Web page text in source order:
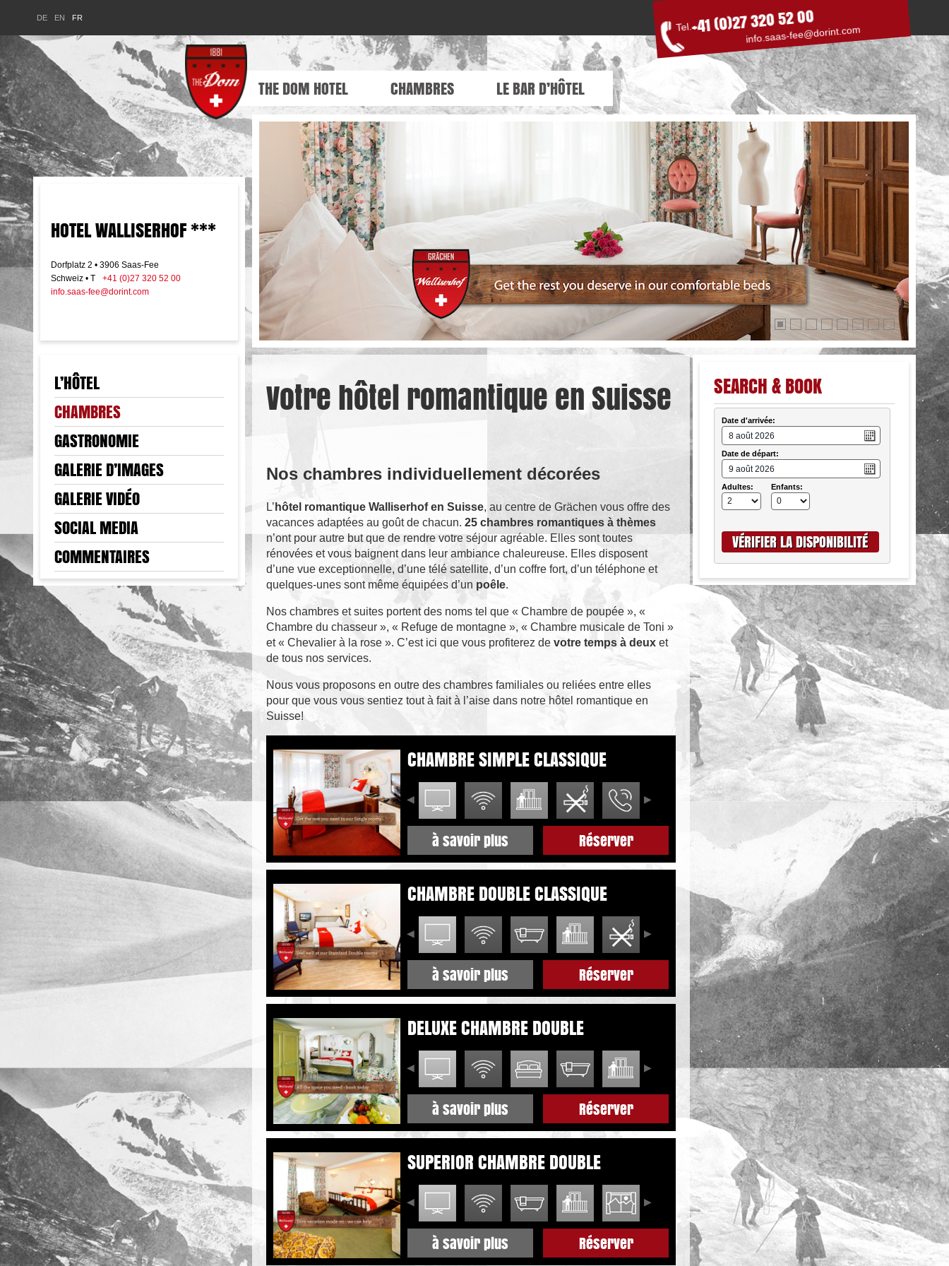
HOME
DE EN FR
Tel.+41 (0)27 320 52 00
info.saas-fee@dorint.com
THE DOM HOTEL CHAMBRES LE BAR D’HÔTEL
HOTEL WALLISERHOF ***
Dorfplatz 2 • 3906 Saas-Fee
Schweiz • T
+41 (0)27 320 52 00
info.saas-fee@dorint.com
 
L’HÔTEL
CHAMBRES
GASTRONOMIE
GALERIE D’IMAGES
GALERIE VIDÉO
SOCIAL MEDIA
COMMENTAIRES
Votre hôtel romantique en Suisse
Nos chambres individuellement décorées
L’ hôtel romantique Walliserhof en Suisse, au centre de Grächen vous offre des
vacances adaptées au goût de chacun. 25 chambres romantiques à thèmes
n’ont pour autre but que de rendre votre séjour agréable. Elles sont toutes
rénovées et vous baignent dans leur ambiance chaleureuse. Elles disposent
d’une vue exceptionnelle, d’une télé satellite, d’un coffre fort, d’un téléphone et
quelques-unes sont même équipées d’un poêle.
Nos chambres et suites portent des noms tel que « Chambre de poupée », «
Chambre du chasseur », « Refuge de montagne », « Chambre musicale de Toni »
et « Chevalier à la rose ». C’est ici que vous profiterez de votre temps à deux et
de tous nos services.
Nous vous proposons en outre des chambres familiales ou reliées entre elles
pour que vous vous sentiez tout à fait à l’aise dans notre hôtel romantique en
Suisse!
CHAMBRE SIMPLE CLASSIQUE
à savoir plus Réserver
CHAMBRE DOUBLE CLASSIQUE
à savoir plus Réserver
DELUXE CHAMBRE DOUBLE
à savoir plus Réserver
SUPERIOR CHAMBRE DOUBLE
à savoir plus Réserver
SEARCH & BOOK
Date d'arrivée:
Date de départ:
Adultes: Enfants: